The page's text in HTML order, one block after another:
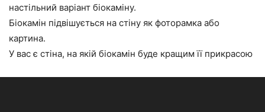
настільний варіант біокаміну.
Біокамін підвішується на стіну як фоторамка або
картина.
У вас є стіна, на якій біокамін буде кращим її прикрасою